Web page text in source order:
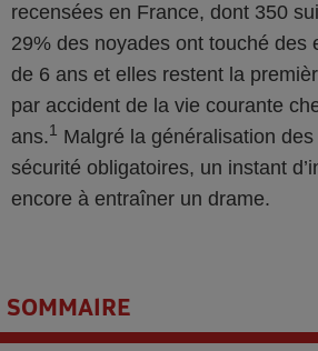
recensées en France, dont 350
29% des noyades ont touché des
de 6 ans et elles restent la
par accident de la vie courante
ans.1 Malgré la généralisation
sécurité obligatoires, un instant
encore à entraîner un drame.
SOMMAIRE